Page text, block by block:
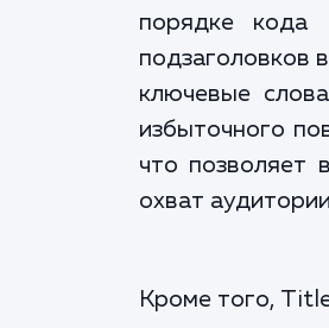
порядке
подзаголовков
ключевые
избыточного
что позволяет
охват
Кроме того,